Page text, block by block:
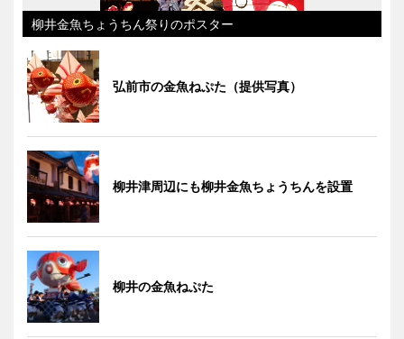
柳井金魚ちょうちん祭りのポスター
弘前市の金魚ねぷた（提供写真）
柳井津周辺にも柳井金魚ちょうちんを設置
柳井の金魚ねぷた